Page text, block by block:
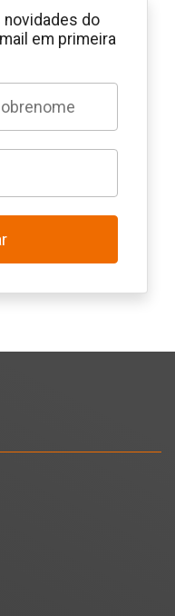
novidades do
em primeira